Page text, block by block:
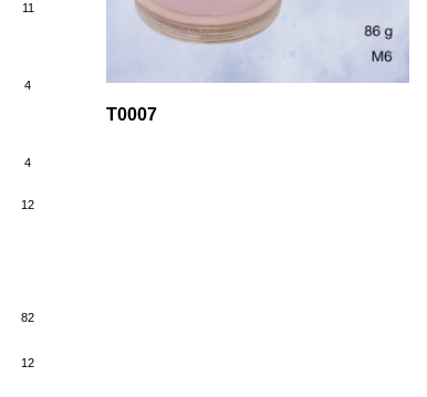
11
4
4
12
82
12
T0007